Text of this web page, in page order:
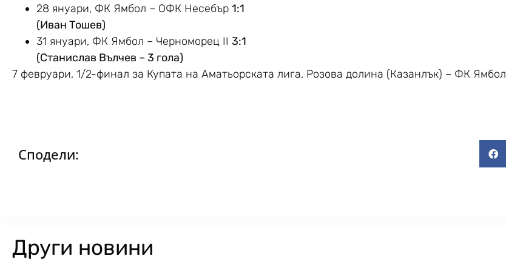
28 януари, ФК Ямбол – ОФК Несебър 1:1
(Иван Тошев)
31 януари, ФК Ямбол – Черноморец II 3:1
(Станислав Вълчев – 3 гола)
7 февруари, 1/2-финал за Купата на Аматьорската лига, Розова долина (Казанлък) – ФК Ямбол
Сподели:
Други новини